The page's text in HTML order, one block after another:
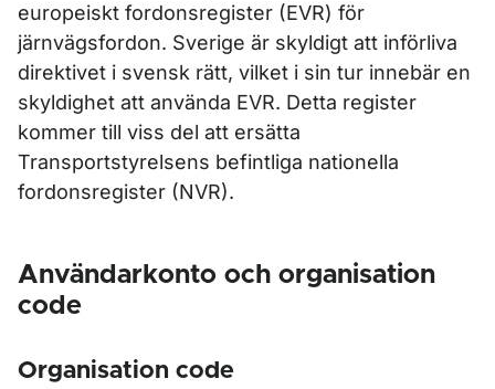
europeiskt fordonsregister (EVR) för
järnvägsfordon. Sverige är skyldigt att införliva
direktivet i svensk rätt, vilket i sin tur innebär en
skyldighet att använda EVR. Detta register
kommer till viss del att ersätta
Transportstyrelsens befintliga nationella
fordonsregister (NVR).
Användarkonto och organisation
code
Organisation code